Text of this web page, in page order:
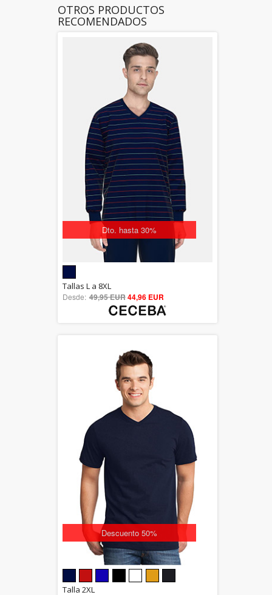
OTROS PRODUCTOS
RECOMENDADOS
Dto. hasta 30%
out of 5
Tallas L a 8XL
Desde: 49,95 EUR44,96 EUR
Descuento 50%
Talla 2XL